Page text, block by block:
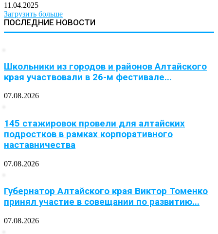
11.04.2025
Загрузить больше
ПОСЛЕДНИЕ НОВОСТИ
Школьники из городов и районов Алтайского
края участвовали в 26-м фестивале...
07.08.2026
145 стажировок провели для алтайских
подростков в рамках корпоративного
наставничества
07.08.2026
Губернатор Алтайского края Виктор Томенко
принял участие в совещании по развитию...
07.08.2026